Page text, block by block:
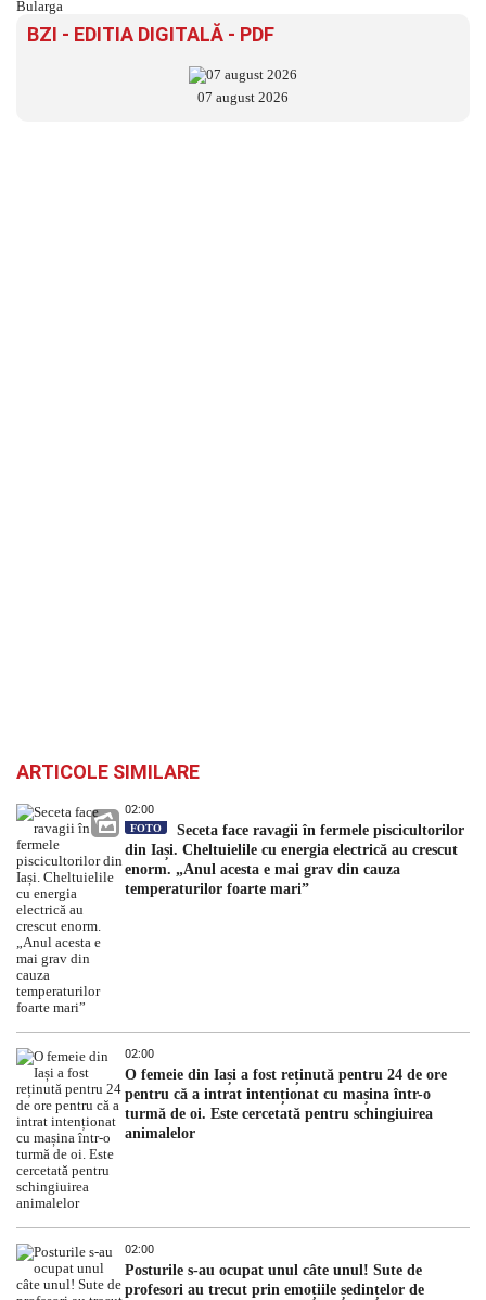
BZI - EDITIA DIGITALĂ - PDF
07 august 2026
ARTICOLE SIMILARE
02:00
FOTO
Seceta face ravagii în fermele piscicultorilor
din Iași. Cheltuielile cu energia electrică au crescut
enorm. „Anul acesta e mai grav din cauza
temperaturilor foarte mari”
02:00
O femeie din Iași a fost reținută pentru 24 de ore
pentru că a intrat intenționat cu mașina într-o
turmă de oi. Este cercetată pentru schingiuirea
animalelor
02:00
Posturile s-au ocupat unul câte unul! Sute de
profesori au trecut prin emoțiile ședințelor de